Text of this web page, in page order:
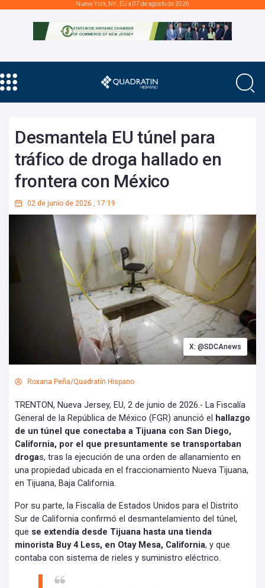
Nueva York, NY., EU a 07 de agosto de 2026
Desmantela EU túnel para
tráfico de droga hallado en
frontera con México
02 de junio de 2026 , 17:19
X: @SDCAnews
Roxana Peña/Quadratín Hispano
TRENTON, Nueva Jersey, EU, 2 de junio de 2026.- La Fiscalía
General de la República de México (FGR) anunció el
hallazgo
de un túnel que conectaba a Tijuana con San Diego,
California, por el que presuntamente se transportaban
drogas, tras la ejecución de una orden de allanamiento en
una propiedad ubicada en el fraccionamiento Nueva Tijuana,
en Tijuana, Baja California.
Por su parte, la Fiscalía de Estados Unidos para el Distrito
Sur de California confirmó el desmantelamiento del túnel,
que se extendía desde Tijuana hasta una tienda
minorista Buy 4 Less, en Otay Mesa, California, y que
contaba con sistema de rieles y suministro eléctrico.